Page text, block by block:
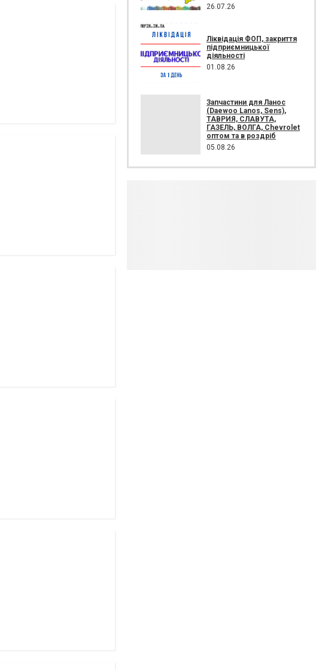
26.07.26
Ліквідація ФОП, закриття
підприємницької
діяльності
01.08.26
Запчастини для Ланос
(Daewoo Lanos, Sens),
ТАВРИЯ, СЛАВУТА,
ГАЗЕЛЬ, ВОЛГА, Chevrolet
оптом та в роздріб
05.08.26